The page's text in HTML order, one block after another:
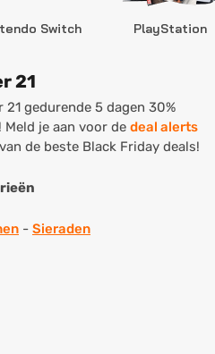
Switch PlayStation
21
gedurende 5 dagen 30%
je aan voor de deal alerts
de beste Black Friday deals!
- Sieraden